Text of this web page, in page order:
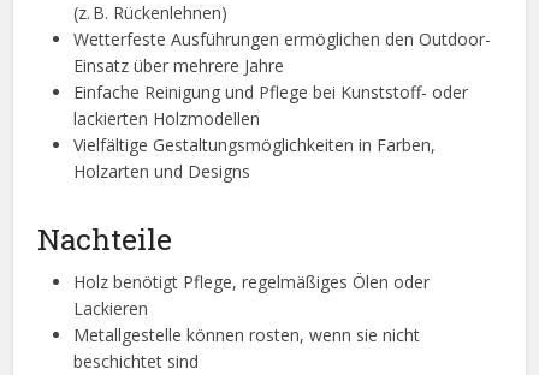
(z. B. Rückenlehnen)
Wetterfeste Ausführungen ermöglichen den Outdoor-
Einsatz über mehrere Jahre
Einfache Reinigung und Pflege bei Kunststoff- oder
lackierten Holzmodellen
Vielfältige Gestaltungsmöglichkeiten in Farben,
Holzarten und Designs
Nachteile
Holz benötigt Pflege, regelmäßiges Ölen oder
Lackieren
Metallgestelle können rosten, wenn sie nicht
beschichtet sind